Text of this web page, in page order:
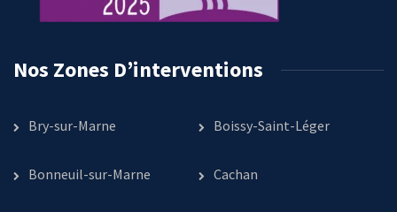
Nos Zones D’interventions
Bry-sur-Marne Boissy-Saint-Léger
Bonneuil-sur-Marne Cachan